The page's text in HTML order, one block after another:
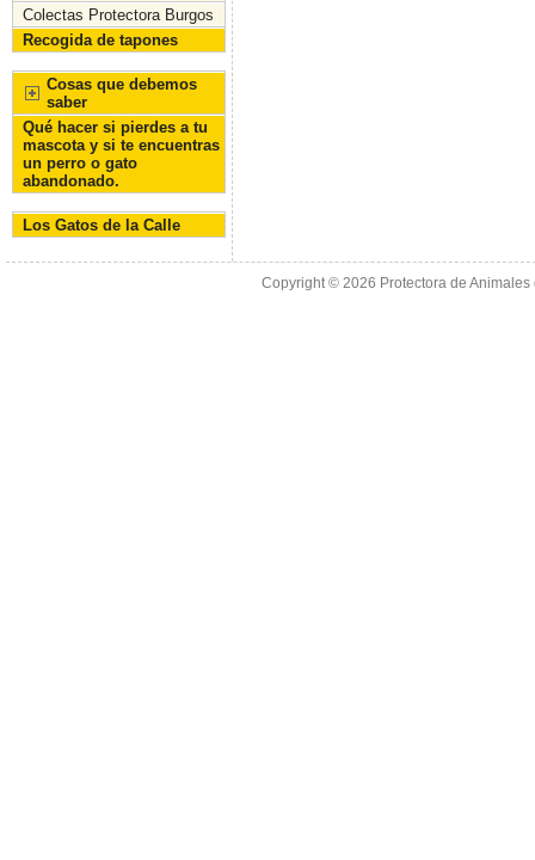
Colectas Protectora Burgos
Recogida de tapones
Cosas que debemos
saber
Qué hacer si pierdes a tu
mascota y si te encuentras
un perro o gato
abandonado.
Los Gatos de la Calle
Copyright © 2026 Protectora de Animales